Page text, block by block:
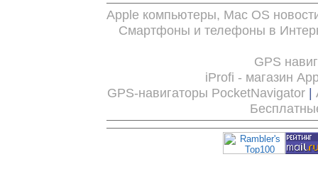
Apple компьютеры, Mac OS
Смартфоны и телефоны в
GPS
iProfi - магазин
GPS-навигаторы PocketNavigator |